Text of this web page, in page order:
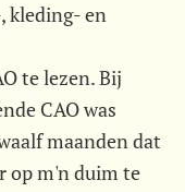
kleding- en
te lezen. Bij
CAO was
maanden dat
op m'n duim te